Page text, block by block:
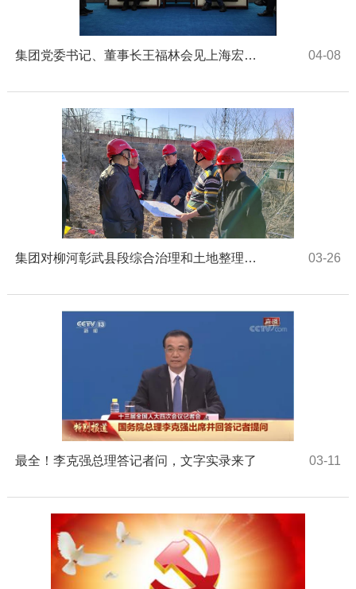
集团党委书记、董事长王福林会见上海宏波工程咨询管理有限公司总裁李松一行 04-08
集团对柳河彰武县段综合治理和土地整理（一期）项目施工现场进行质量安全检查 03-26
最全！李克强总理答记者问，文字实录来了 03-11